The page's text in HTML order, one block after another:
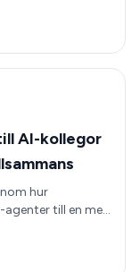
own context.
review
Henrik
and the balance
AI-kollegor
hur
till en mer
i de verktyg
som vill förstå